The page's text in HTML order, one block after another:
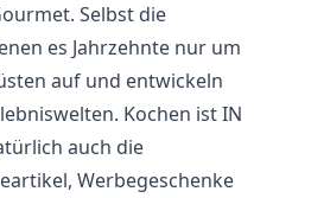
Selbst die
es Jahrzehnte nur um
auf und entwickeln
Kochen ist IN
auch die
Werbegeschenke